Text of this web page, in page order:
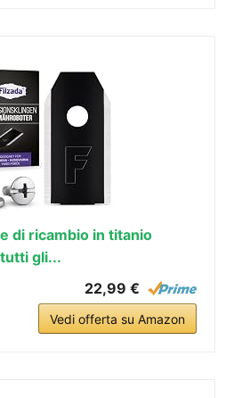
di ricambio in titanio
gli...
22,99 €
Vedi offerta su Amazon